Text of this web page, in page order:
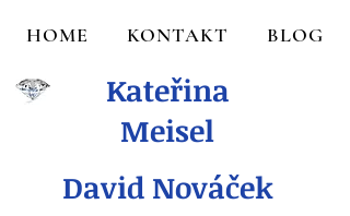
HOME KONTAKT BLOG
Kateřina
Meisel
David Nováček